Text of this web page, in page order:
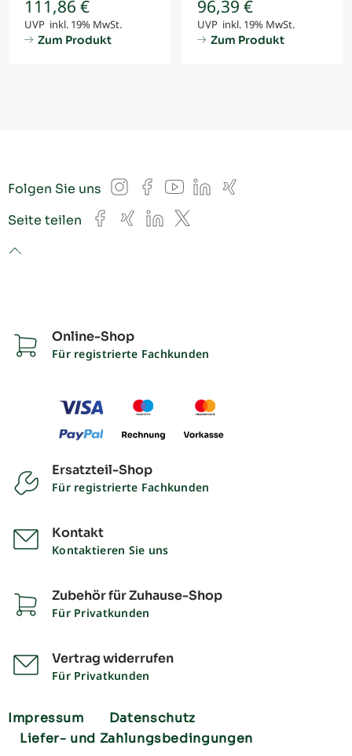
111,86 €
UVP inkl. 19% MwSt.
Zum Produkt
96,39 €
UVP inkl. 19% MwSt.
Zum Produkt
Folgen Sie uns Instagram
Facebook
YouTube
LinkedIn
Xing
Seite teilen Facebook
XingLinkedIn
X
to top
Online-Shop
Für registrierte Fachkunden
Ersatzteil-Shop
Für registrierte Fachkunden
Kontakt
Kontaktieren Sie uns
Zubehör für Zuhause-Shop
Für Privatkunden
Vertrag widerrufen
Für Privatkunden
Impressum
Datenschutz
Liefer- und Zahlungsbedingungen